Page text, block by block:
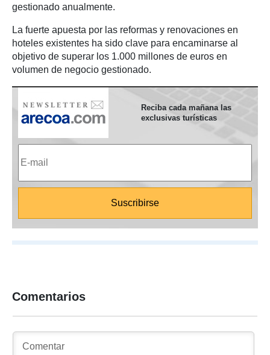
gestionado anualmente.
La fuerte apuesta por las reformas y renovaciones en
hoteles existentes ha sido clave para encaminarse al
objetivo de superar los 1.000 millones de euros en
volumen de negocio gestionado.
Reciba cada mañana las
exclusivas turísticas
Comentarios